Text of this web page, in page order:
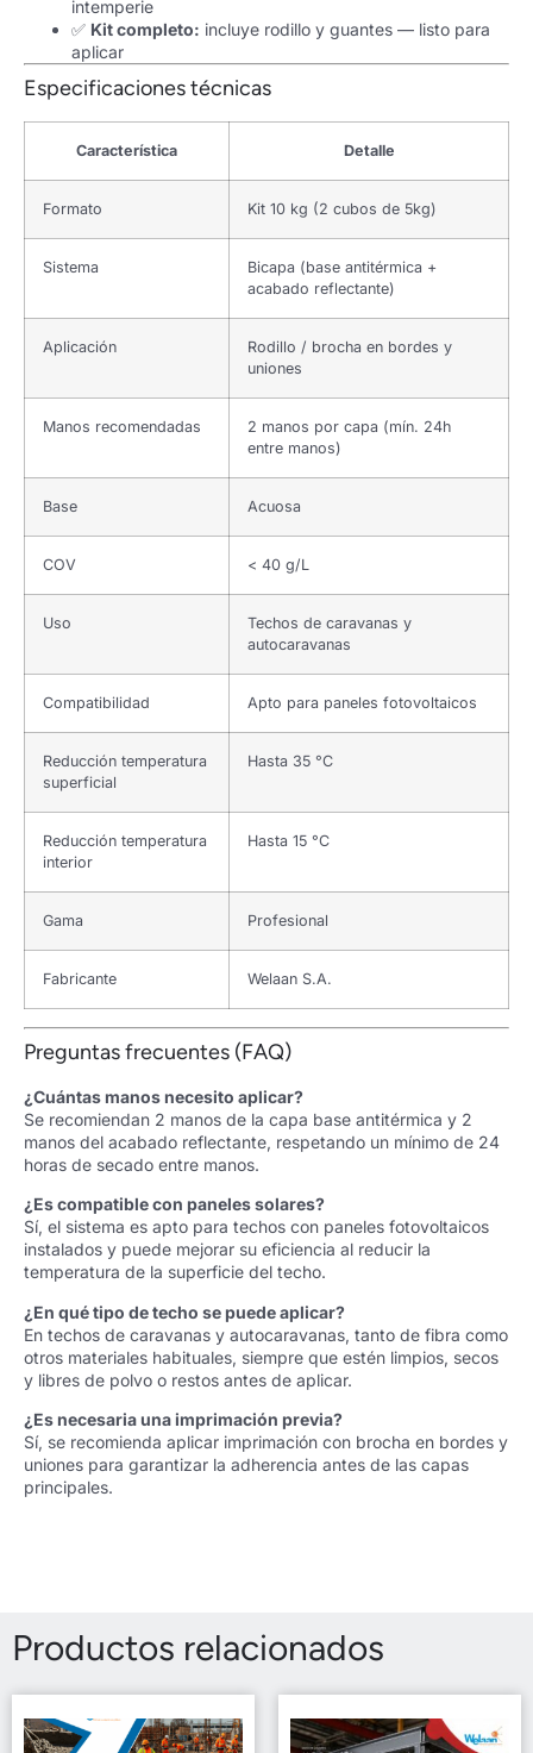
intemperie
✅ Kit completo: incluye rodillo y guantes — listo para
aplicar
Especificaciones técnicas
Característica Detalle
Formato Kit 10 kg (2 cubos de 5kg)
Sistema
Bicapa (base antitérmica +
acabado reflectante)
Aplicación
Rodillo / brocha en bordes y
uniones
Manos recomendadas
2 manos por capa (mín. 24h
entre manos)
Base Acuosa
COV < 40 g/L
Uso
Techos de caravanas y
autocaravanas
Compatibilidad Apto para paneles fotovoltaicos
Reducción temperatura
superficial
Hasta 35 °C
Reducción temperatura
interior
Hasta 15 °C
Gama Profesional
Fabricante Welaan S.A.
Preguntas frecuentes (FAQ)
¿Cuántas manos necesito aplicar?
Se recomiendan 2 manos de la capa base antitérmica y 2
manos del acabado reflectante, respetando un mínimo de 24
horas de secado entre manos.
¿Es compatible con paneles solares?
Sí, el sistema es apto para techos con paneles fotovoltaicos
instalados y puede mejorar su eficiencia al reducir la
temperatura de la superficie del techo.
¿En qué tipo de techo se puede aplicar?
En techos de caravanas y autocaravanas, tanto de fibra como
otros materiales habituales, siempre que estén limpios, secos
y libres de polvo o restos antes de aplicar.
¿Es necesaria una imprimación previa?
Sí, se recomienda aplicar imprimación con brocha en bordes y
uniones para garantizar la adherencia antes de las capas
principales.
Productos relacionados